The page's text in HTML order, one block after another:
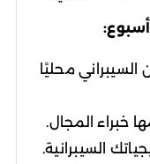
محليًا
خبراء المجال.
السيبرانية.